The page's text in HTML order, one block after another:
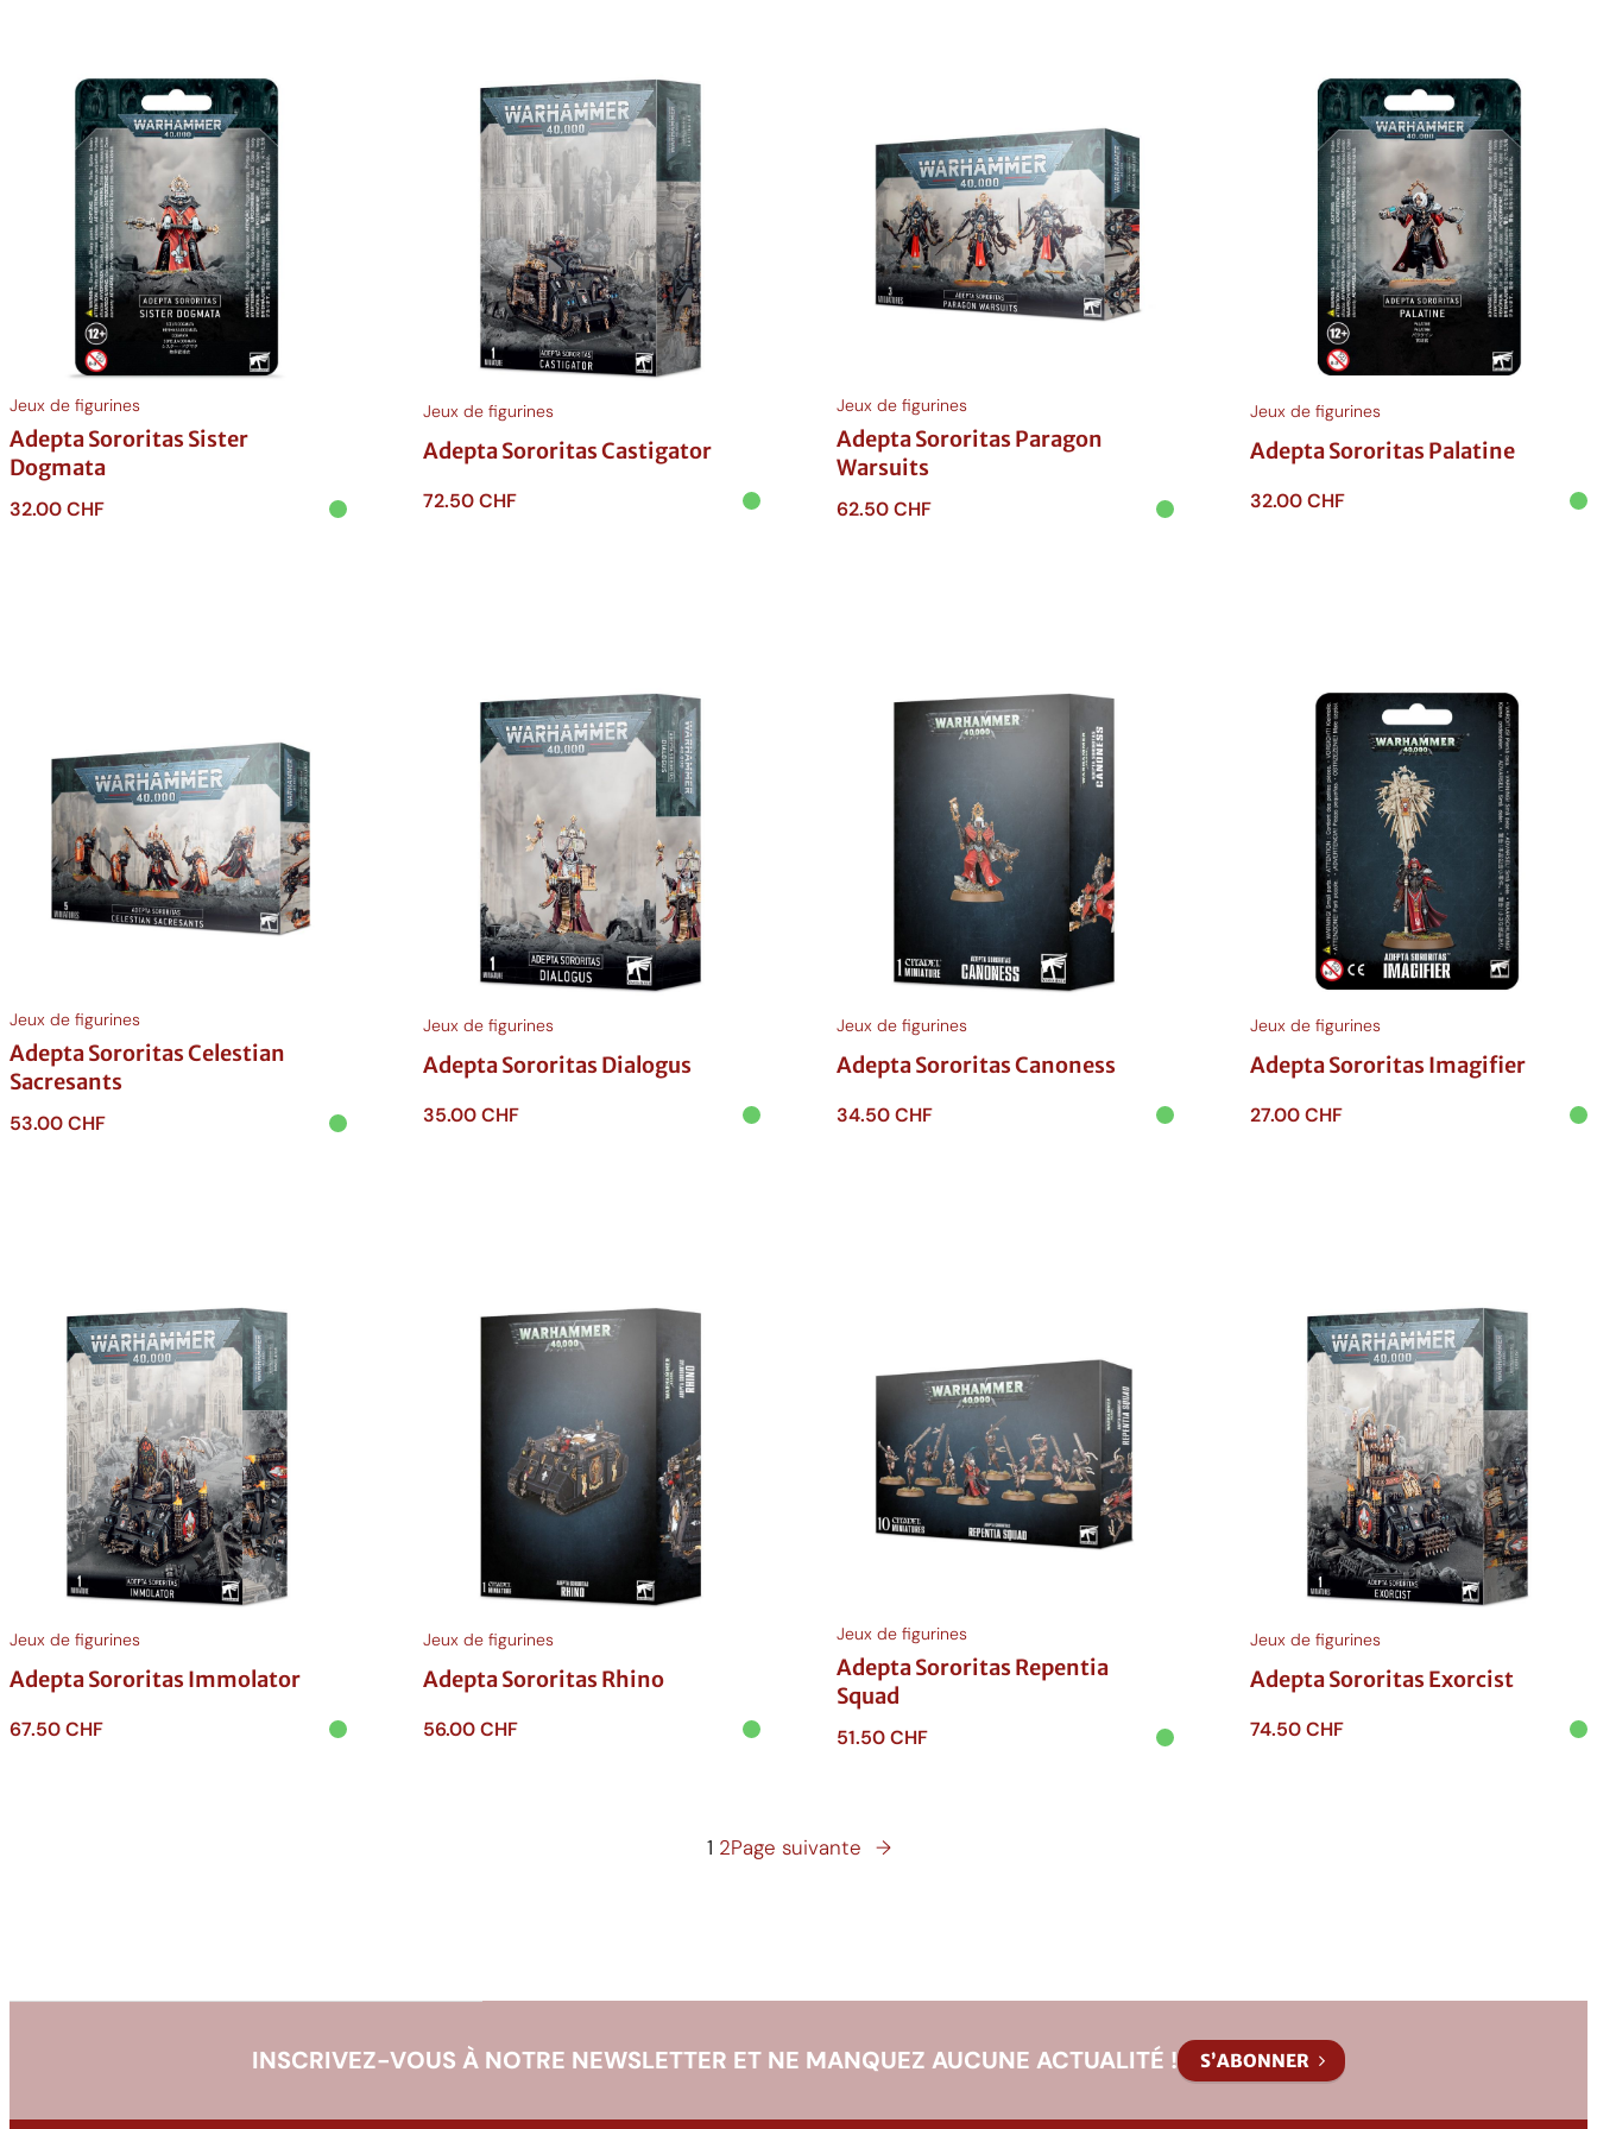
Jeux de figurines
Adepta Sororitas Sister
Dogmata
32.00CHF
Jeux de figurines
Adepta Sororitas Castigator
72.50CHF
Jeux de figurines
Adepta Sororitas Paragon
Warsuits
62.50CHF
Jeux de figurines
Adepta Sororitas Palatine
32.00CHF
Jeux de figurines
Adepta Sororitas Celestian
Sacresants
53.00CHF
Jeux de figurines
Adepta Sororitas Dialogus
35.00CHF
Jeux de figurines
Adepta Sororitas Canoness
34.50CHF
Jeux de figurines
Adepta Sororitas Imagifier
27.00CHF
Jeux de figurines
Adepta Sororitas Immolator
67.50CHF
Jeux de figurines
Adepta Sororitas Rhino
56.00CHF
Jeux de figurines
Adepta Sororitas Repentia
Squad
51.50CHF
Jeux de figurines
Adepta Sororitas Exorcist
74.50CHF
1 2Page suivante →
INSCRIVEZ-VOUS À NOTRE NEWSLETTER ET NE MANQUEZ AUCUNE ACTUALITÉ ! S’ABONNER